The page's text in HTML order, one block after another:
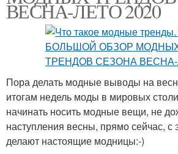
ВЕСНА-ЛЕТО 2020
Пора делать модные выводы на
итогам недель моды в мировых
начинать носить модные вещи, не
наступления весны, прямо сейчас, с
делают настоящие модницы:-)